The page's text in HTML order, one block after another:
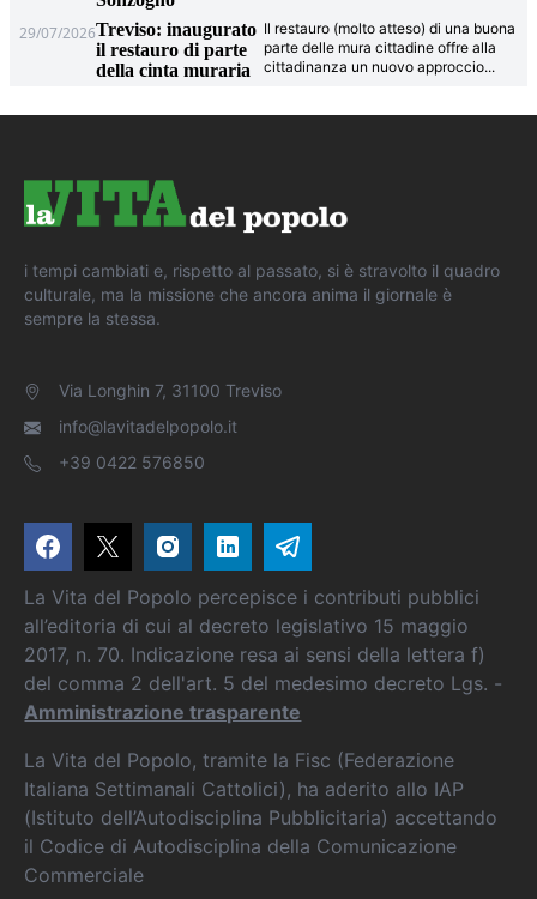
29/07/2026Treviso: inaugurato
il restauro di parte
della cinta muraria
Il restauro (molto atteso) di una buona
parte delle mura cittadine offre alla
cittadinanza un nuovo approccio...
i tempi cambiati e, rispetto al passato, si è stravolto il quadro
culturale, ma la missione che ancora anima il giornale è
sempre la stessa.
Via Longhin 7, 31100 Treviso
info@lavitadelpopolo.it
+39 0422 576850
La Vita del Popolo percepisce i contributi pubblici
all’editoria di cui al decreto legislativo 15 maggio
2017, n. 70. Indicazione resa ai sensi della lettera f)
del comma 2 dell'art. 5 del medesimo decreto Lgs. -
Amministrazione trasparente
La Vita del Popolo, tramite la Fisc (Federazione
Italiana Settimanali Cattolici), ha aderito allo IAP
(Istituto dell’Autodisciplina Pubblicitaria) accettando
il Codice di Autodisciplina della Comunicazione
Commerciale